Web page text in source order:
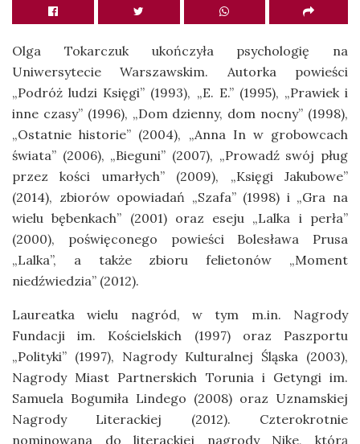
Olga Tokarczuk ukończyła psychologię na
Uniwersytecie Warszawskim. Autorka powieści
„Podróż ludzi Księgi” (1993), „E. E.” (1995), „Prawiek i
inne czasy” (1996), „Dom dzienny, dom nocny” (1998),
„Ostatnie historie” (2004), „Anna In w grobowcach
świata” (2006), „Bieguni” (2007), „Prowadź swój pług
przez kości umarłych” (2009), „Księgi Jakubowe”
(2014), zbiorów opowiadań „Szafa” (1998) i „Gra na
wielu bębenkach” (2001) oraz eseju „Lalka i perła”
(2000), poświęconego powieści Bolesława Prusa
„Lalka”, a także zbioru felietonów „Moment
niedźwiedzia” (2012).
Laureatka wielu nagród, w tym m.in. Nagrody
Fundacji im. Kościelskich (1997) oraz Paszportu
„Polityki” (1997), Nagrody Kulturalnej Śląska (2003),
Nagrody Miast Partnerskich Torunia i Getyngi im.
Samuela Bogumiła Lindego (2008) oraz Uznamskiej
Nagrody Literackiej (2012). Czterokrotnie
nominowana do literackiej nagrody Nike, którą